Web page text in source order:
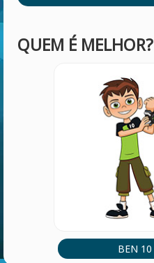
QUEM É MELHOR?
BEN 10